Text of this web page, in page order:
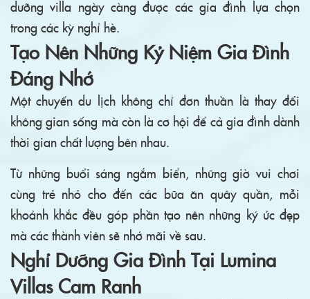
dưỡng villa ngày càng được các gia đình lựa chọn
trong các kỳ nghỉ hè.
Tạo Nên Những Kỷ Niệm Gia Đình
Đáng Nhớ
Một chuyến du lịch không chỉ đơn thuần là thay đổi
không gian sống mà còn là cơ hội để cả gia đình dành
thời gian chất lượng bên nhau.
Từ những buổi sáng ngắm biển, những giờ vui chơi
cùng trẻ nhỏ cho đến các bữa ăn quây quần, mỗi
khoảnh khắc đều góp phần tạo nên những ký ức đẹp
mà các thành viên sẽ nhớ mãi về sau.
Nghỉ Dưỡng Gia Đình Tại Lumina
Villas Cam Ranh